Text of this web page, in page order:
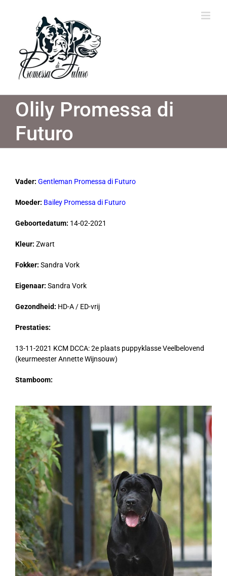
Olily Promessa di
Futuro
Vader: Gentleman Promessa di Futuro
Moeder: Bailey Promessa di Futuro
Geboortedatum: 14-02-2021
Kleur: Zwart
Fokker: Sandra Vork
Eigenaar: Sandra Vork
Gezondheid: HD-A / ED-vrij
Prestaties:
13-11-2021 KCM DCCA: 2e plaats puppyklasse Veelbelovend
(keurmeester Annette Wijnsouw)
Stamboom: